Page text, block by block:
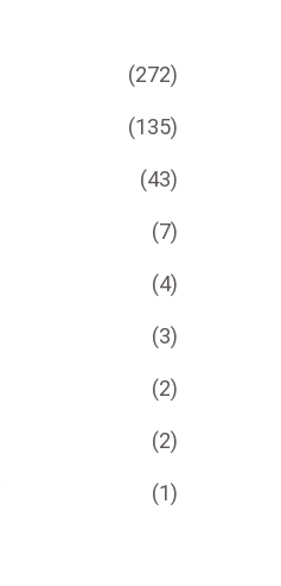
(272)
(135)
(43)
(7)
(4)
(3)
(2)
(2)
(1)